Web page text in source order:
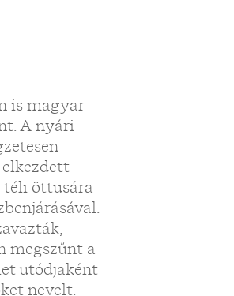
is magyar
A nyári
téli öttusára
megszűnt a
utódjaként
nevelt.